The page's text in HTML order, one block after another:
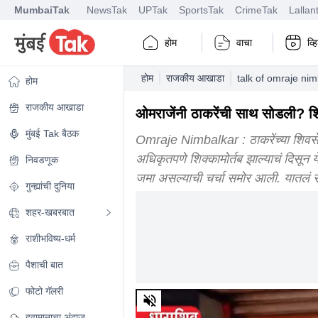
MumbaiTak NewsTak UPTak SportsTak CrimeTak
होम वाचा
होम
राजकीय आखाडा
मुंबई Tak बैठक
निवडणूक
गुन्ह्यांची दुनिया
शहर-खबरबात
राशीभविष्य-धर्म
पैशाची बात
फोटो गॅलरी
होम राजकीय आखाडा talk of omraje
ओमराजेंनी ठाकरेंची साथ सोडली?
Omraje Nimbalkar : ठाकरेंच्या
अधिकृतपणे शिक्कामोर्तब झाल्याचं
जमा असल्याची चर्चा समोर आली. यातलं
0
of